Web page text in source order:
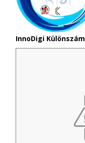
InnoDigi Különszám